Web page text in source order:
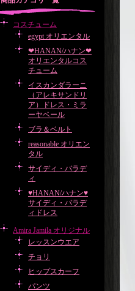
コスチューム
egypt オリエンタル
❤HANAN/ハナン❤
オリエンタルコス
チューム
イスカンダラーニ
（アレキサンドリ
ア）ドレス・ミラ
ーヤベール
ブラ＆ベルト
reasonable オリエン
タル
サイディ・バラデ
ィ
♥HANAN/ハナン♥
サイディ・バラデ
ィドレス
Amira Jamila オリジナル
レッスンウエア
チョリ
ヒップスカーフ
パンツ